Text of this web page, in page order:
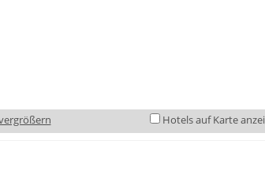
Hotels auf Karte